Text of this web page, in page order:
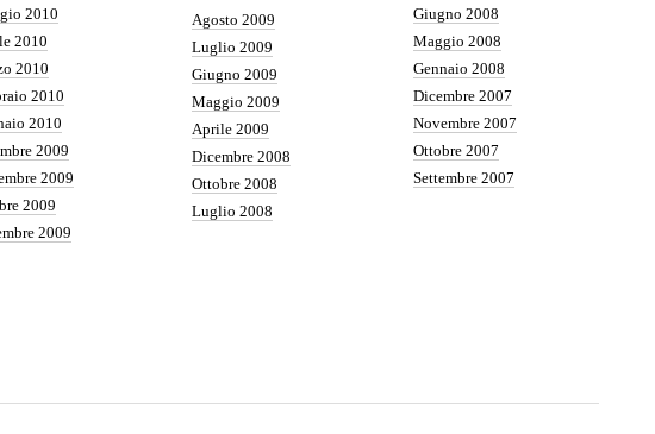
2010
2010
2010
2010
2010
2009
2009
2009
2009
Agosto 2009
Luglio 2009
Giugno 2009
Maggio 2009
Aprile 2009
Dicembre 2008
Ottobre 2008
Luglio 2008
Giugno 2008
Maggio 2008
Gennaio 2008
Dicembre 2007
Novembre 2007
Ottobre 2007
Settembre 2007